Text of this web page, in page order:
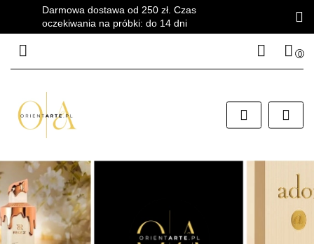
Darmowa dostawa od 250 zł. Czas
oczekiwania na próbki: do 14 dni
Zarejestruj się
Dodaj zgłoszenie
0